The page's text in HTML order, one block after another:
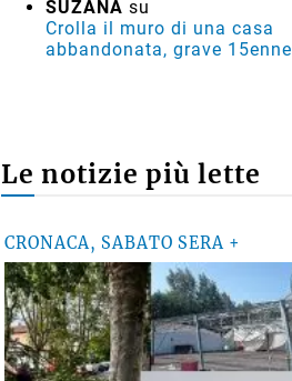
SUZANA su
Crolla il muro di una casa
abbandonata, grave 15enne
Le notizie più lette
CRONACA, SABATO SERA +